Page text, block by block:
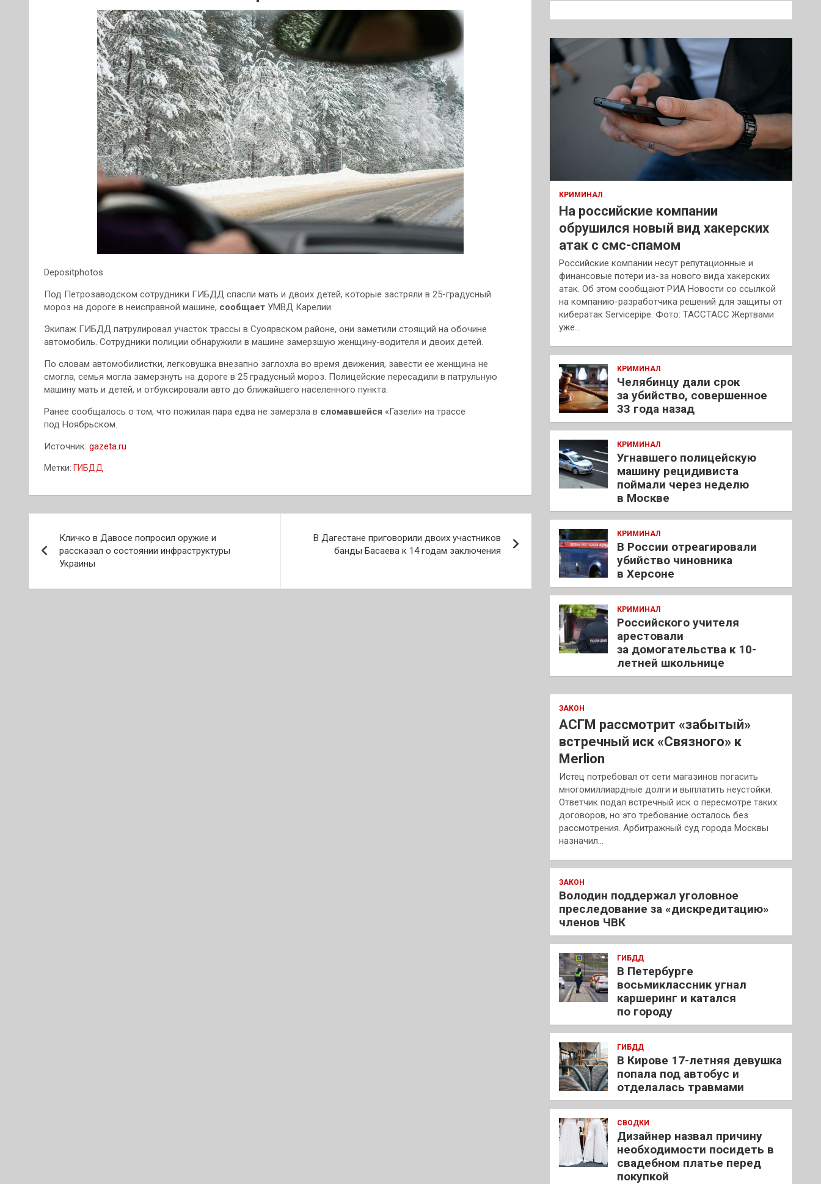
Depositphotos
Под Петрозаводском сотрудники ГИБДД спасли мать и двоих детей, которые застряли в 25-градусный
мороз на дороге в неисправной машине, сообщает УМВД Карелии.
Экипаж ГИБДД патрулировал участок трассы в Суоярвском районе, они заметили стоящий на обочине
автомобиль. Сотрудники полиции обнаружили в машине замерзшую женщину-водителя и двоих детей.
По словам автомобилистки, легковушка внезапно заглохла во время движения, завести ее женщина не
смогла, семья могла замерзнуть на дороге в 25 градусный мороз. Полицейские пересадили в патрульную
машину мать и детей, и отбуксировали авто до ближайшего населенного пункта.
Ранее сообщалось о том, что пожилая пара едва не замерзла в сломавшейся «Газели» на трассе
под Ноябрьском.
Источник: gazeta.ru
Метки: ГИБДД
по
записям
Кличко в Давосе попросил оружие и
рассказал о состоянии инфраструктуры
Украины
В Дагестане приговорили двоих участников
банды Басаева к 14 годам заключения
к
КРИМИНАЛ
На российские компании
обрушился новый вид хакерских
атак с смс-спамом
Российские компании несут репутационные и
финансовые потери из-за нового вида хакерских
атак. Об этом сообщают РИА Новости со ссылкой
на компанию-разработчика решений для защиты от
кибератак Servicepipe. Фото: ТАССТАСС Жертвами
уже…
КРИМИНАЛ
Челябинцу дали срок
за убийство, совершенное
33 года назад
КРИМИНАЛ
Угнавшего полицейскую
машину рецидивиста
поймали через неделю
в Москве
КРИМИНАЛ
В России отреагировали
убийство чиновника
в Херсоне
КРИМИНАЛ
Российского учителя
арестовали
за домогательства к 10-
летней школьнице
ЗАКОН
АСГМ рассмотрит «забытый»
встречный иск «Связного» к
Merlion
Истец потребовал от сети магазинов погасить
многомиллиардные долги и выплатить неустойки.
Ответчик подал встречный иск о пересмотре таких
договоров, но это требование осталось без
рассмотрения. Арбитражный суд города Москвы
назначил…
ЗАКОН
Володин поддержал уголовное
преследование за «дискредитацию»
членов ЧВК
ГИБДД
В Петербурге
восьмиклассник угнал
каршеринг и катался
по городу
ГИБДД
В Кирове 17-летняя девушка
попала под автобус и
отделалась травмами
СВОДКИ
Дизайнер назвал причину
необходимости посидеть в
свадебном платье перед
покупкой